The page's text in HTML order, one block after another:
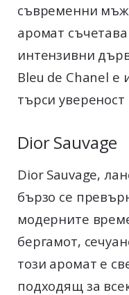
съвременни
аромат
интензивни
Bleu de Chanel е
търси
Dior Sauvage
Dior Sauvage,
бързо се
модерните
бергамот,
този аромат е
подходящ за